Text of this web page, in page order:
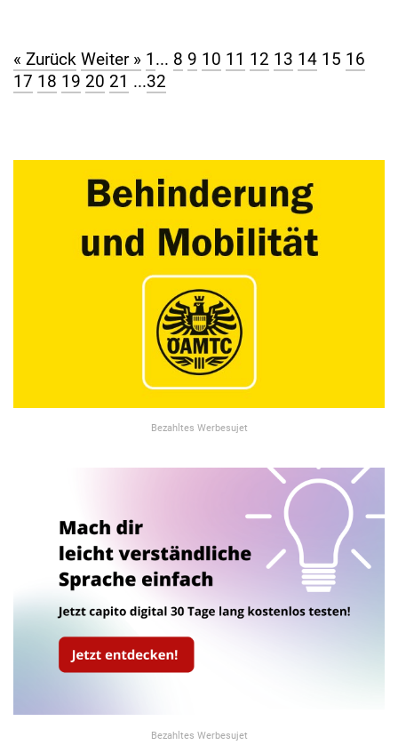
« Zurück Weiter » 1 ... 8 9 10 11 12 13 14 15 16
17 18 19 20 21 ...32
Bezahltes Werbesujet
Bezahltes Werbesujet